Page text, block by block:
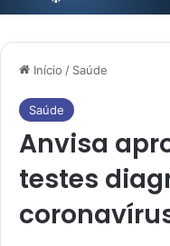
Início / Saúde
Saúde
Anvisa
testes